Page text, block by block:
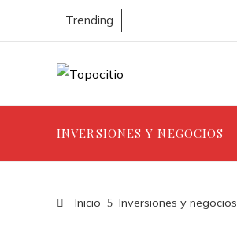
Trending
INVERSIONES Y NEGOCIOS
Inicio Inversiones y negocios